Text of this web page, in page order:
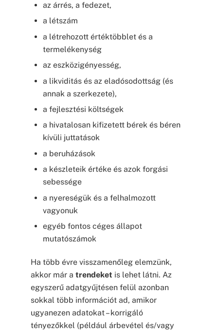
az árrés, a fedezet,
a létszám
a létrehozott értéktöbblet és a
termelékenység
az eszközigényesség,
a likviditás és az eladósodottság (és
annak a szerkezete),
a fejlesztési költségek
a hivatalosan kifizetett bérek és béren
kívüli juttatások
a beruházások
a készleteik értéke és azok forgási
sebessége
a nyereségük és a felhalmozott
vagyonuk
egyéb fontos céges állapot
mutatószámok
Ha több évre visszamenőleg elemzünk,
akkor már a trendeket is lehet látni. Az
egyszerű adatgyűjtésen felül azonban
sokkal több információt ad, amikor
ugyanezen adatokat – korrigáló
tényezőkkel (például árbevétel és/vagy